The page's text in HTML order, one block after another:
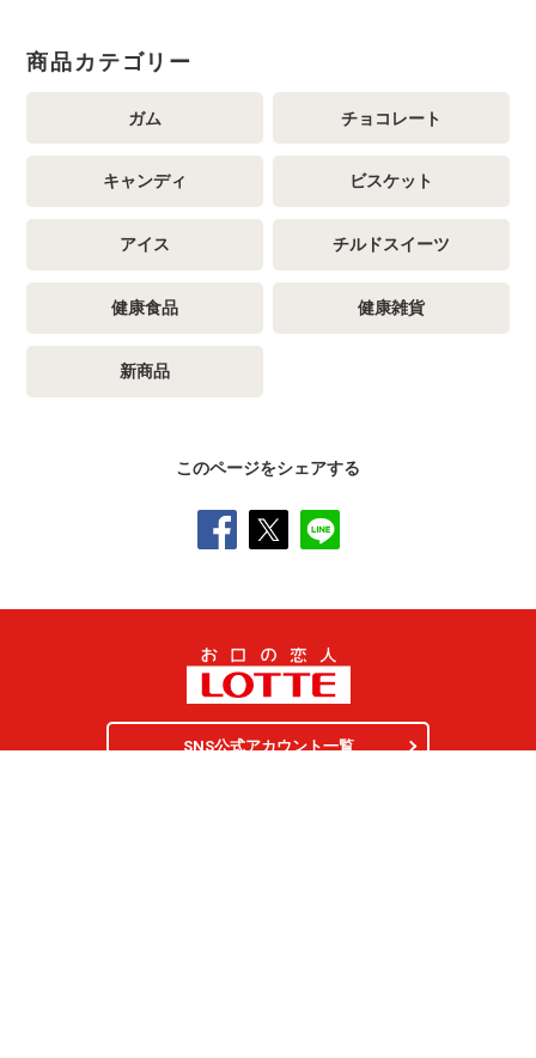
商品カテゴリー
ガム チョコレート
キャンディ ビスケット
アイス チルドスイーツ
健康食品 健康雑貨
新商品
このページをシェアする
SNS公式アカウント一覧